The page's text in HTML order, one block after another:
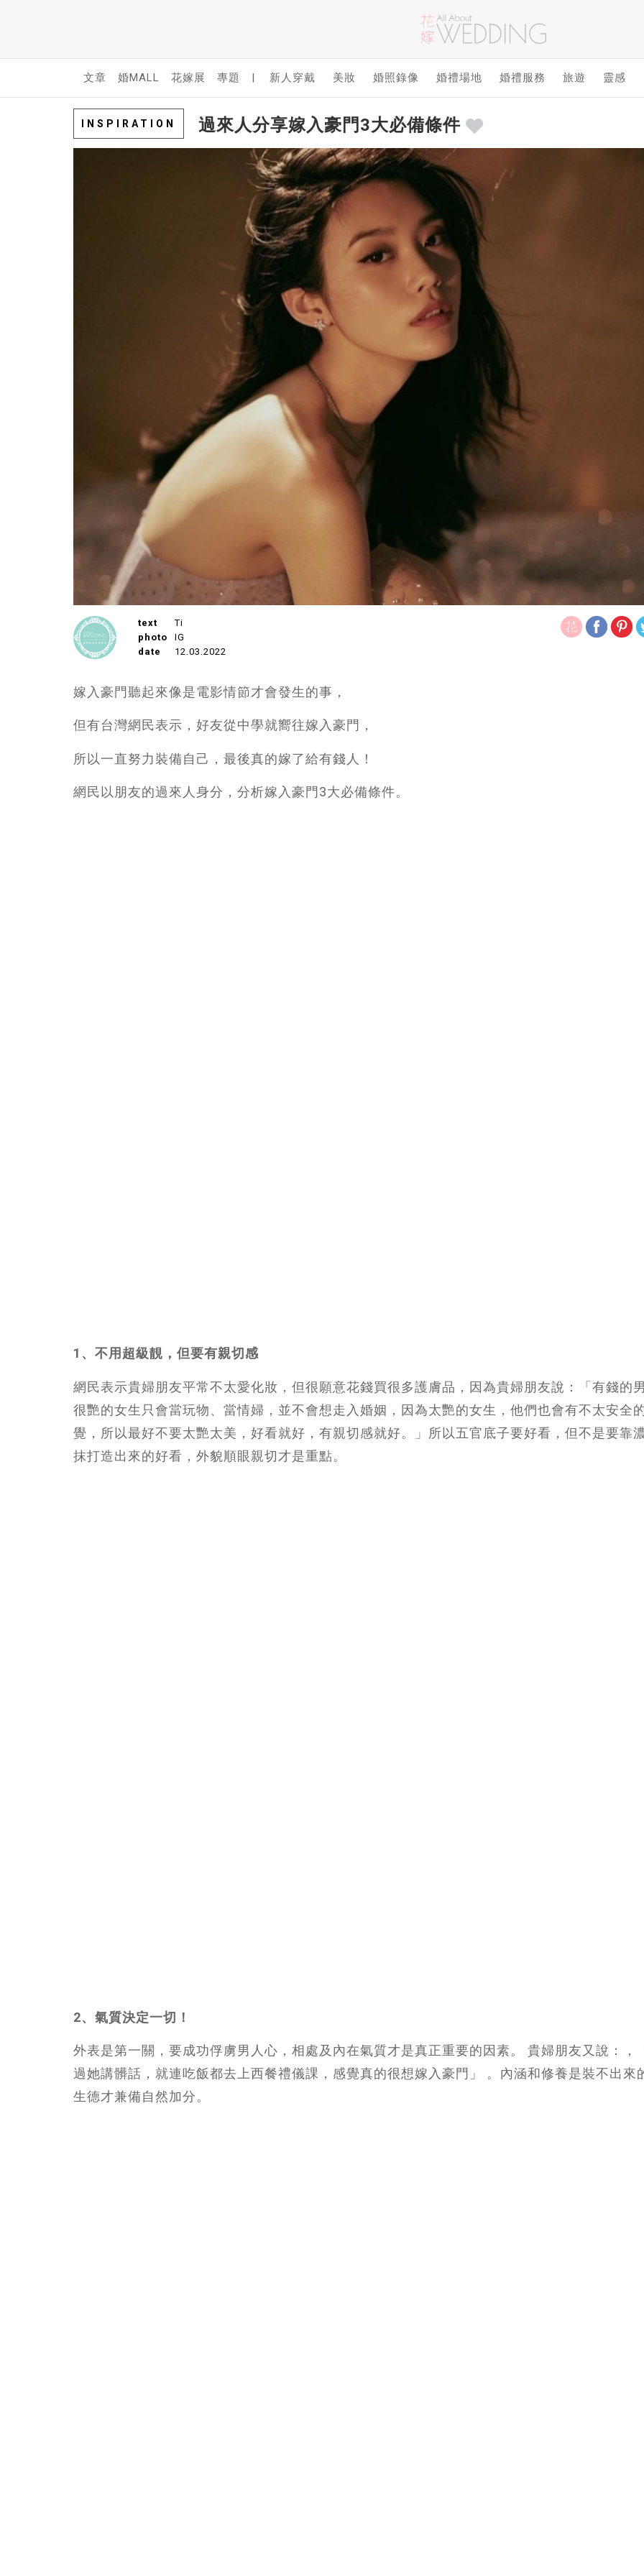
文章 婚MALL 花嫁展 專題 | 新人穿戴 美妝 婚照錄像 婚禮場地 婚禮服務 旅遊 靈感
INSPIRATION 過來人分享嫁入豪門3大必備條件
text
Ti
photo
IG
date
12.03.2022
嫁入豪門聽起來像是電影情節才會發生的事，
但有台灣網民表示，好友從中學就嚮往嫁入豪門，
所以一直努力裝備自己，最後真的嫁了給有錢人！
網民以朋友的過來人身分，分析嫁入豪門3大必備條件。
1、不用超級靚，但要有親切感
網民表示貴婦朋友平常不太愛化妝，但很願意花錢買很多護膚品，因為貴婦朋友說：「有錢的
很艷的女生只會當玩物、當情婦，並不會想走入婚姻，因為太艷的女生，他們也會有不太安全
覺，所以最好不要太艷太美，好看就好，有親切感就好。」所以五官底子要好看，但不是要靠
抹打造出來的好看，外貌順眼親切才是重點。
2、氣質決定一切！
外表是第一關，要成功俘虜男人心，相處及內在氣質才是真正重要的因素。 貴婦朋友又說：，
過她講髒話，就連吃飯都去上西餐禮儀課，感覺真的很想嫁入豪門」 。內涵和修養是裝不出來
生德才兼備自然加分。